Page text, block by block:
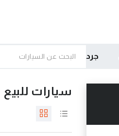
جرد
سيارات للبيع